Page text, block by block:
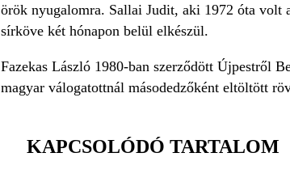
örök nyugalomra. Sallai Judit, aki 1972 óta volt
sírköve két hónapon belül elkészül.
Fazekas László 1980-ban szerződött Újpestről
magyar válogatottnál másodedzőként eltöltött
KAPCSOLÓDÓ TARTALOM